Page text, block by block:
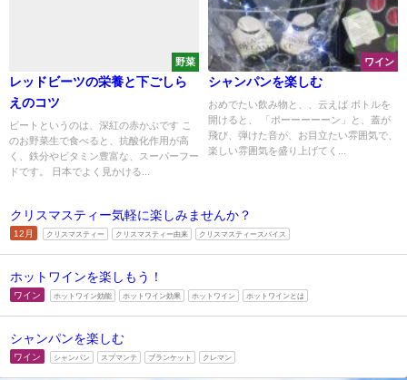
野菜
レッドビーツの栄養と下ごしら
えのコツ
ビートというのは、深紅の赤かぶです こ
のお野菜生で食べると、抗酸化作用が高
く、鉄分やビタミン豊富な、スーパーフー
ドです。 日本でよく見かける...
ワイン
シャンパンを楽しむ
おめでたい飲み物と、、云えば ボトルを
開けると、 「ポーーーーーン」と、蓋が
飛び、弾けた音が、お目立たい雰囲気で、
楽しい雰囲気を盛り上げてく...
クリスマスティー気軽に楽しみませんか？
12月 クリスマスティー クリスマスティー由来 クリスマスティースパイス
ホットワインを楽しもう！
ワイン ホットワイン効能 ホットワイン効果 ホットワイン ホットワインとは
シャンパンを楽しむ
ワイン シャンパン スプマンテ ブランケット クレマン